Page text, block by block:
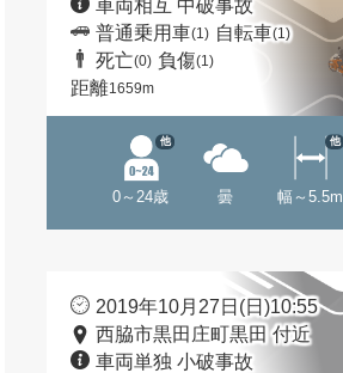
車両相互 中破事故
普通乗用車(1) 自転車(1)
死亡(0) 負傷(1)
距離1659m
0～24歳
他
曇 幅～5.5m
他
2019年10月27日(日)10:55
西脇市黒田庄町黒田 付近
車両単独 小破事故